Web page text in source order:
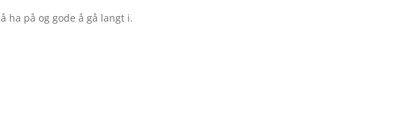
ha på og gode å gå langt i.